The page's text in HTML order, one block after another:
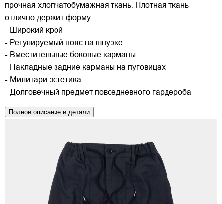
прочная хлопчатобумажная ткань. Плотная ткань
отлично держит форму
- Широкий крой
- Регулируемый пояс на шнурке
- Вместительные боковые карманы
- Накладные задние карманы на пуговицах
- Милитари эстетика
- Долговечный предмет повседневного гардероба
Полное описание и детали